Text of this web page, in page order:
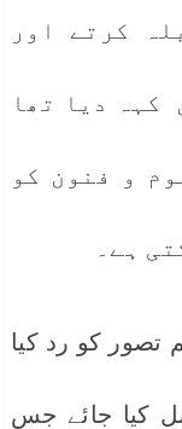
کرتے اور
کہہ دیا تھا
و فنون کو
ہے۔
کو رد کیا
کیا جائے جس